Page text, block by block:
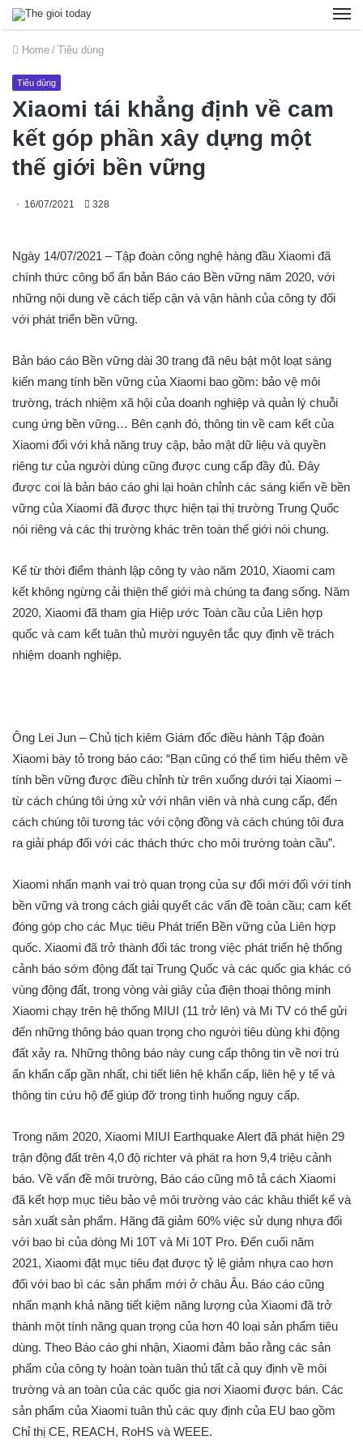
Home / Tiêu dùng
Tiêu dùng
Xiaomi tái khẳng định về cam
kết góp phần xây dựng một
thế giới bền vững
16/07/2021 328
Ngày 14/07/2021 – Tập đoàn công nghệ hàng đầu Xiaomi đã
chính thức công bố ấn bản Báo cáo Bền vững năm 2020, với
những nội dung về cách tiếp cận và vận hành của công ty đối
với phát triển bền vững.
Bản báo cáo Bền vững dài 30 trang đã nêu bật một loạt sáng
kiến mang tính bền vững của Xiaomi bao gồm: bảo vệ môi
trường, trách nhiệm xã hội của doanh nghiệp và quản lý chuỗi
cung ứng bền vững… Bên cạnh đó, thông tin về cam kết của
Xiaomi đối với khả năng truy cập, bảo mật dữ liệu và quyền
riêng tư của người dùng cũng được cung cấp đầy đủ. Đây
được coi là bản báo cáo ghi lại hoàn chỉnh các sáng kiến về bền
vững của Xiaomi đã được thực hiện tại thị trường Trung Quốc
nói riêng và các thị trường khác trên toàn thế giới nói chung.
Kể từ thời điểm thành lập công ty vào năm 2010, Xiaomi cam
kết không ngừng cải thiện thế giới mà chúng ta đang sống. Năm
2020, Xiaomi đã tham gia Hiệp ước Toàn cầu của Liên hợp
quốc và cam kết tuân thủ mười nguyên tắc quy định về trách
nhiệm doanh nghiệp.
Ông Lei Jun – Chủ tịch kiêm Giám đốc điều hành Tập đoàn
Xiaomi bày tỏ trong báo cáo: “Bạn cũng có thể tìm hiểu thêm về
tính bền vững được điều chỉnh từ trên xuống dưới tại Xiaomi –
từ cách chúng tôi ứng xử với nhân viên và nhà cung cấp, đến
cách chúng tôi tương tác với cộng đồng và cách chúng tôi đưa
ra giải pháp đối với các thách thức cho môi trường toàn cầu”.
Xiaomi nhấn mạnh vai trò quan trọng của sự đổi mới đối với tính
bền vững và trong cách giải quyết các vấn đề toàn cầu; cam kết
đóng góp cho các Mục tiêu Phát triển Bền vững của Liên hợp
quốc. Xiaomi đã trở thành đối tác trong việc phát triển hệ thống
cảnh báo sớm động đất tại Trung Quốc và các quốc gia khác có
vùng động đất, trong vòng vài giây của điện thoại thông minh
Xiaomi chạy trên hệ thống MIUI (11 trở lên) và Mi TV có thể gửi
đến những thông báo quan trọng cho người tiêu dùng khi động
đất xảy ra. Những thông báo này cung cấp thông tin về nơi trú
ẩn khẩn cấp gần nhất, chi tiết liên hệ khẩn cấp, liên hệ y tế và
thông tin cứu hộ để giúp đỡ trong tình huống nguy cấp.
Trong năm 2020, Xiaomi MIUI Earthquake Alert đã phát hiện 29
trận động đất trên 4,0 độ richter và phát ra hơn 9,4 triệu cảnh
báo. Về vấn đề môi trường, Báo cáo cũng mô tả cách Xiaomi
đã kết hợp mục tiêu bảo vệ môi trường vào các khâu thiết kế và
sản xuất sản phẩm. Hãng đã giảm 60% việc sử dụng nhựa đối
với bao bì của dòng Mi 10T và Mi 10T Pro. Đến cuối năm
2021, Xiaomi đặt mục tiêu đạt được tỷ lệ giảm nhựa cao hơn
đối với bao bì các sản phẩm mới ở châu Âu. Báo cáo cũng
nhấn mạnh khả năng tiết kiệm năng lượng của Xiaomi đã trở
thành một tính năng quan trọng của hơn 40 loại sản phẩm tiêu
dùng. Theo Báo cáo ghi nhận, Xiaomi đảm bảo rằng các sản
phẩm của công ty hoàn toàn tuân thủ tất cả quy định về môi
trường và an toàn của các quốc gia nơi Xiaomi được bán. Các
sản phẩm của Xiaomi tuân thủ các quy định của EU bao gồm
Chỉ thị CE, REACH, RoHS và WEEE.